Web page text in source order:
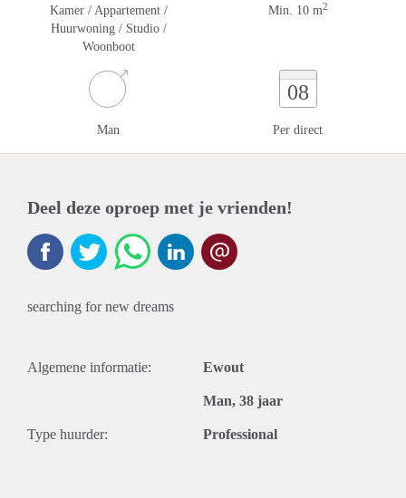
Kamer / Appartement /
Huurwoning / Studio /
Woonboot
Min. 10 m2
Man
08
Per direct
Deel deze oproep met je vrienden!
searching for new dreams
Algemene informatie: Ewout
Man, 38 jaar
Type huurder: Professional